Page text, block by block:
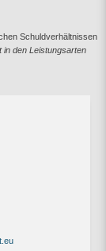
Schuldverhältnissen
den Leistungsarten